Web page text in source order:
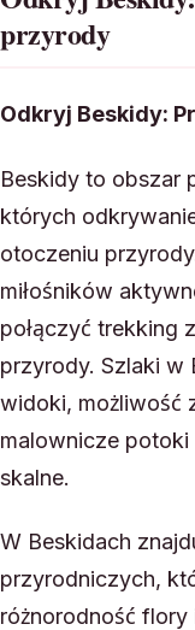
przyrody
Odkryj Beskidy:
Beskidy to obszar
których
otoczeniu
miłośników
połączyć trekking
przyrody. Szlaki w
widoki, możliwość
malownicze potoki
skalne.
W Beskidach
przyrodniczych,
różnorodność